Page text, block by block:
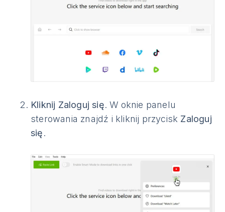
Kliknij Zaloguj się. W oknie panelu
sterowania znajdź i kliknij przycisk Zaloguj
się.